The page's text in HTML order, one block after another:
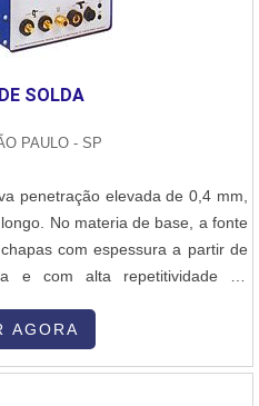
SOLDA
PAULO - SP
penetração elevada de 0,4 mm,
No materia de base, a fonte
com espessura a partir de
e com alta repetitividade do
construção civil, painéis
fabricados pela F...
AGORA